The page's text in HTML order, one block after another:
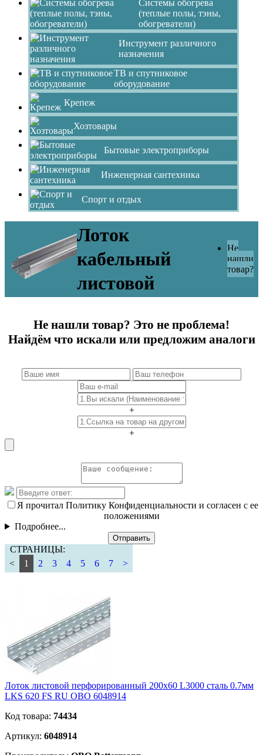
Системы обогрева
(теплые полы, тэны,
обогреватели)
Инструмент различного
назначения
ТВ и спутниковое
оборудование
Крепеж
Хозтовары
Бытовые электроприборы
Инженерная сантехника
Спорт и отдых
Лоток
кабельный
листовой
Не
нашли
товар?
Не нашли товар? Это не проблема!
Найдём что искали или предложим аналоги
+
+
Я прочитал Политику Конфиденциальности и согласен с ее
положениями
Подробнее...
Отправить
СТРАНИЦЫ:
<
1 2 3 4 5 6 7 >
Лоток листовой перфорированный 200х60 L3000 сталь 0.7мм
LKS 620 FS RU OBO 6048914
Код товара: 74434
Артикул: 6048914